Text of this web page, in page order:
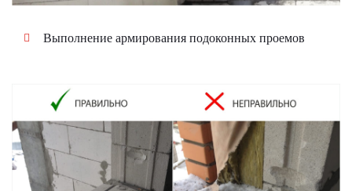
Выполнение армирования подоконных проемов